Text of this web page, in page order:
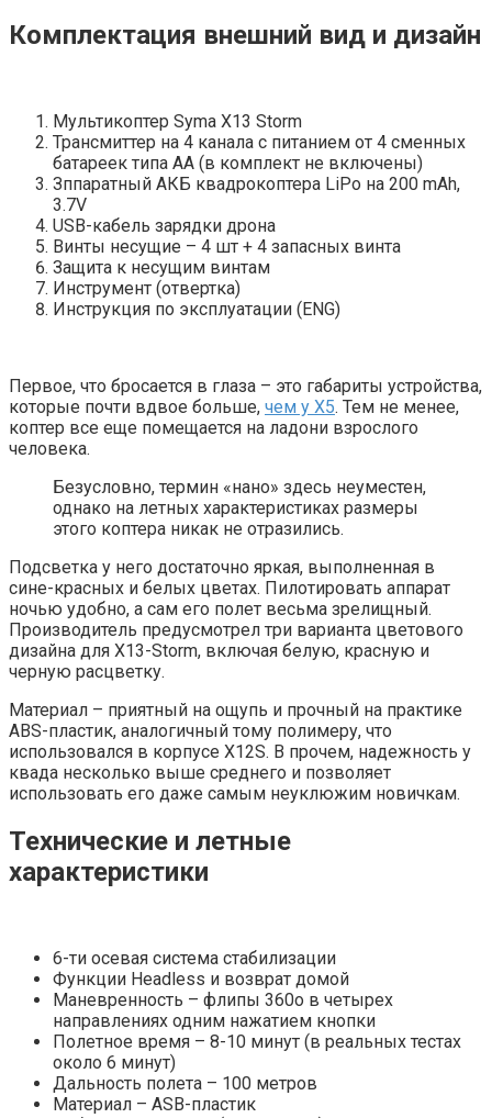
Комплектация внешний вид и дизайн
Мультикоптер Syma X13 Storm
Трансмиттер на 4 канала с питанием от 4 сменных
батареек типа АА (в комплект не включены)
Зппаратный АКБ квадрокоптера LiPo на 200 mAh,
3.7V
USB-кабель зарядки дрона
Винты несущие – 4 шт + 4 запасных винта
Защита к несущим винтам
Инструмент (отвертка)
Инструкция по эксплуатации (ENG)
Первое, что бросается в глаза – это габариты устройства,
которые почти вдвое больше, чем у X5. Тем не менее,
коптер все еще помещается на ладони взрослого
человека.
Безусловно, термин «нано» здесь неуместен,
однако на летных характеристиках размеры
этого коптера никак не отразились.
Подсветка у него достаточно яркая, выполненная в
сине-красных и белых цветах. Пилотировать аппарат
ночью удобно, а сам его полет весьма зрелищный.
Производитель предусмотрел три варианта цветового
дизайна для X13-Storm, включая белую, красную и
черную расцветку.
Материал – приятный на ощупь и прочный на практике
ABS-пластик, аналогичный тому полимеру, что
использовался в корпусе X12S. В прочем, надежность у
квада несколько выше среднего и позволяет
использовать его даже самым неуклюжим новичкам.
Технические и летные
характеристики
6-ти осевая система стабилизации
Функции Headless и возврат домой
Маневренность – флипы 360о в четырех
направлениях одним нажатием кнопки
Полетное время – 8-10 минут (в реальных тестах
около 6 минут)
Дальность полета – 100 метров
Материал – ASB-пластик